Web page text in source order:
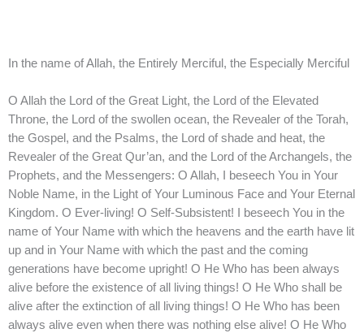
In the name of Allah, the Entirely Merciful, the Especially Merciful
O Allah the Lord of the Great Light, the Lord of the Elevated
Throne, the Lord of the swollen ocean, the Revealer of the Torah,
the Gospel, and the Psalms, the Lord of shade and heat, the
Revealer of the Great Qur’an, and the Lord of the Archangels, the
Prophets, and the Messengers: O Allah, I beseech You in Your
Noble Name, in the Light of Your Luminous Face and Your Eternal
Kingdom. O Ever-living! O Self-Subsistent! I beseech You in the
name of Your Name with which the heavens and the earth have lit
up and in Your Name with which the past and the coming
generations have become upright! O He Who has been always
alive before the existence of all living things! O He Who shall be
alive after the extinction of all living things! O He Who has been
always alive even when there was nothing else alive! O He Who